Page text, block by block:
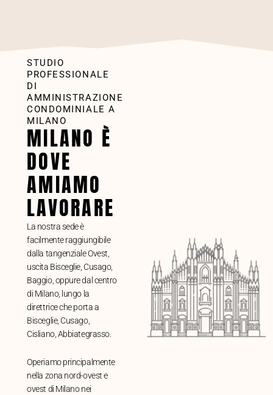
STUDIO
PROFESSIONALE
DI
AMMINISTRAZIONE
CONDOMINIALE A
MILANO
MILANO È
DOVE
AMIAMO
LAVORARE
La nostra sede è
facilmente raggiungibile
dalla tangenziale Ovest,
uscita Bisceglie, Cusago,
Baggio, oppure dal centro
di Milano, lungo la
direttrice che porta a
Bisceglie, Cusago,
Cisliano, Abbiategrasso.
Operiamo principalmente
nella zona nord-ovest e
ovest di Milano nei